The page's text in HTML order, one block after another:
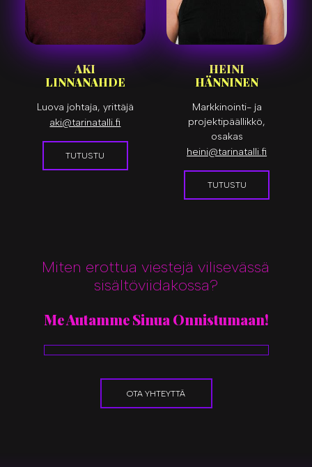
AKI
LINNANAHDE
Luova johtaja, yrittäjä
aki@tarinatalli.fi
TUTUSTU
HEINI
HÄNNINEN
Markkinointi- ja
projektipäällikkö,
osakas
heini@tarinatalli.fi
TUTUSTU
Miten erottua viestejä vilisevässä
sisältöviidakossa?
Me Autamme Sinua Onnistumaan!
OTA YHTEYTTÄ